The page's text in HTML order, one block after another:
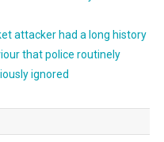
attacker had a long history
that police routinely
ignored